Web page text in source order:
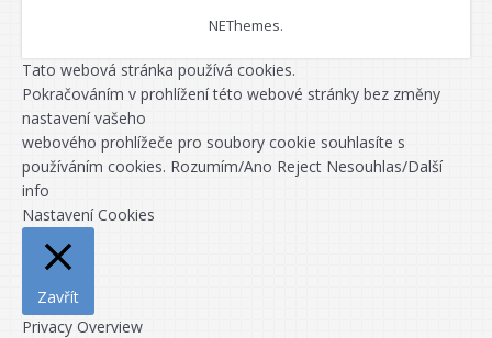
NEThemes.
Tato webová stránka používá cookies.
Pokračováním v prohlížení této webové stránky bez změny
nastavení vašeho
webového prohlížeče pro soubory cookie souhlasíte s
používáním cookies. Rozumím/Ano Reject Nesouhlas/Další
info
Nastavení Cookies
Zavřít
Privacy Overview